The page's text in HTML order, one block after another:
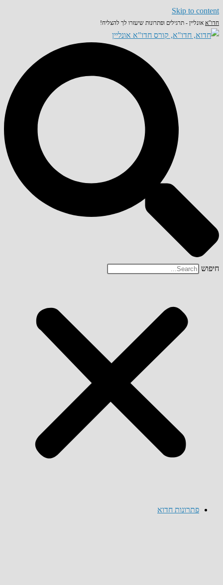
Skip to content
חדו"א אונליין - תרגילים ופתרונות שיעזרו לך להצליח!
חיפוש
פתרונות חדוא